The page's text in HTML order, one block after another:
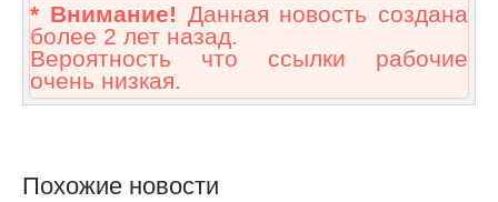
* Внимание! Данная новость создана
более 2 лет назад.
Вероятность что ссылки рабочие
очень низкая.
Похожие новости